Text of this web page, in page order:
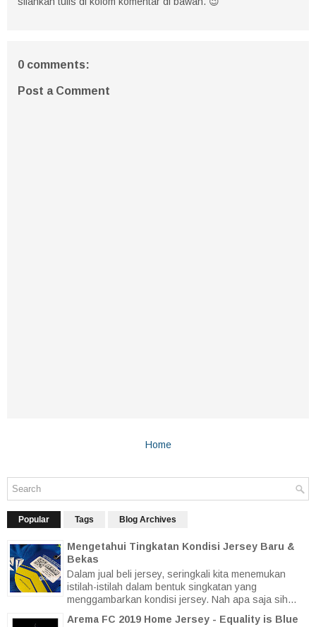
0 comments:
Post a Comment
Home
Popular Tags Blog Archives
Mengetahui Tingkatan Kondisi Jersey Baru &
Bekas
Dalam jual beli jersey, seringkali kita menemukan
istilah-istilah dalam bentuk singkatan yang
menggambarkan kondisi jersey. Nah apa saja sih...
Arema FC 2019 Home Jersey - Equality is Blue